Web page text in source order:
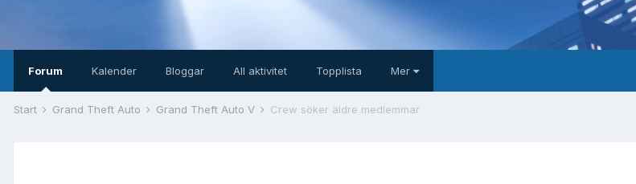
Forum Kalender Bloggar All aktivitet Topplista Mer
Start Grand Theft Auto Grand Theft Auto V Crew söker äldre medlemmar